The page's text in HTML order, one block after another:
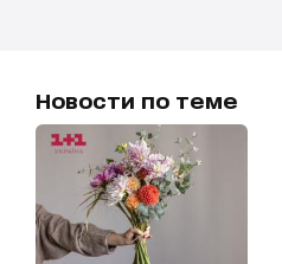
Новости по теме